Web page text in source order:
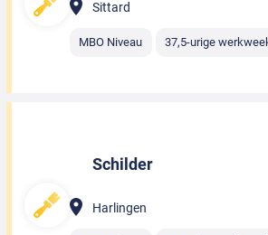
Sittard
MBO Niveau 37,5-urige
Schilder
Harlingen